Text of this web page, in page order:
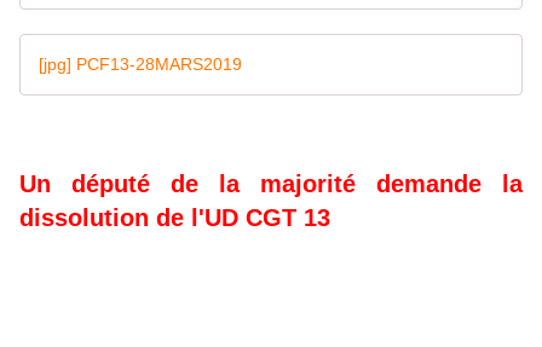
[jpg] PCF13-28MARS2019
Un député de la majorité demande la
dissolution de l'UD CGT 13